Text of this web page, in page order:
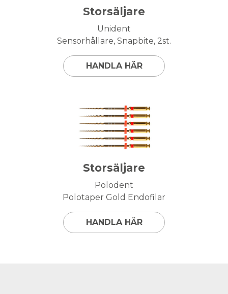
Storsäljare
Unident
Sensorhållare, Snapbite, 2st.
HANDLA HÄR
Storsäljare
Polodent
Polotaper Gold Endofilar
HANDLA HÄR